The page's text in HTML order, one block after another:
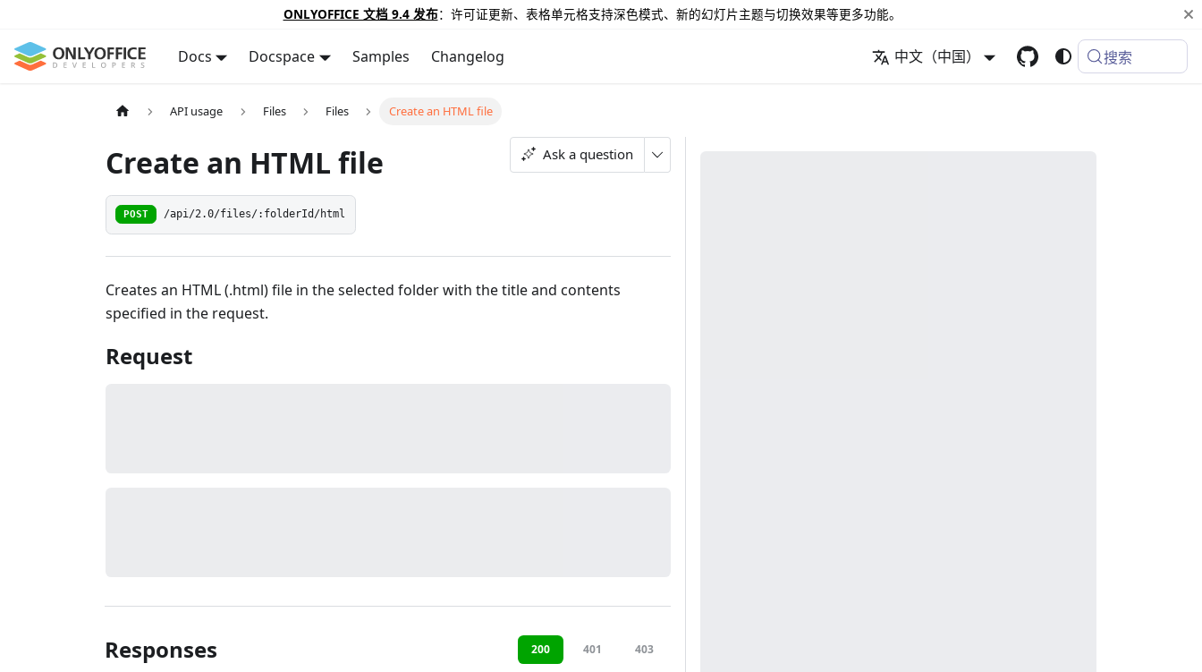
ONLYOFFICE 文档 9.4 发布：许可证更新、表格单元格支持深色模式、新的幻灯片主题与切换效果等更多功能。
Docs Docspace Samples Changelog 中文（中国） 搜索
API usage Files Files Create an HTML file
Create an HTML file Ask a question
POST /api/2.0/files/:folderId/html
Creates an HTML (.html) file in the selected folder with the title and contents
specified in the request.
Request
Responses 200 401 403